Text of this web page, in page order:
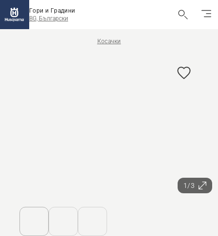
Гори и Градини
BG, Български
Косачки
1/3